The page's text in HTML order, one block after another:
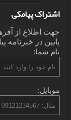
اشتراک پیامکی
پایین در
نام شما:
موبایل: